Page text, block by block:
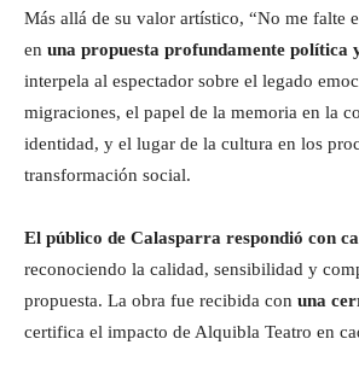
Más allá de su valor artístico, “No me falte
en una propuesta profundamente política
interpela al espectador sobre el legado
migraciones, el papel de la memoria en la
identidad, y el lugar de la cultura en los
transformación social.
El público de Calasparra respondió con
reconociendo la calidad, sensibilidad y
propuesta. La obra fue recibida con una
certifica el impacto de Alquibla Teatro en